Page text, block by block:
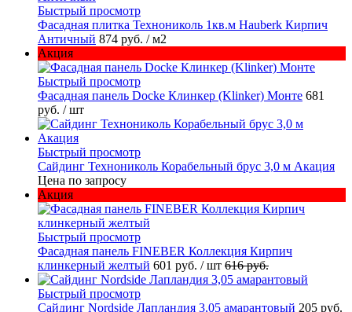
Быстрый просмотр
Фасадная плитка Технониколь 1кв.м Hauberk Кирпич
Античный 874 руб. / м2
Акция
Быстрый просмотр
Фасадная панель Docke Клинкер (Klinker) Монте 681
руб. / шт
Быстрый просмотр
Сайдинг Технониколь Корабельный брус 3,0 м Акация
Цена по запросу
Акция
Быстрый просмотр
Фасадная панель FINEBER Коллекция Кирпич
клинкерный желтый 601 руб. / шт 616 руб.
Быстрый просмотр
Сайдинг Nordside Лапландия 3,05 амарантовый 205 руб.